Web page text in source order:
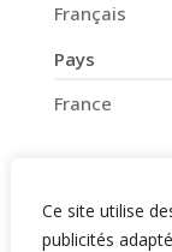
Ce site utilise
publicités
Français
Pays
France
Prendre